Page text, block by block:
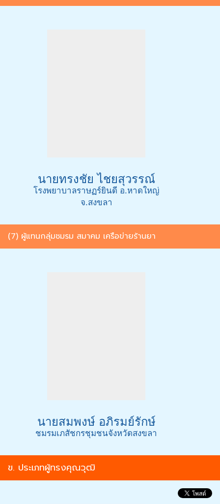
นายทรงชัย ไชยสุวรรณ์
โรงพยาบาลราษฏร์ยินดี อ.หาดใหญ่
จ.สงขลา
(7) ผู้แทนกลุ่มชมรม สมาคม เครือข่ายร้านยา
นายสมพงษ์ อภิรมย์รักษ์
ชมรมเภสัชกรชุมชนจังหวัดสงขลา
ข. ประเภทผู้ทรงคุณวุฒิ